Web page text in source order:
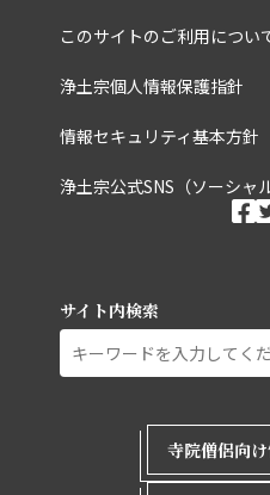
このサイトのご利用につい
浄土宗個人情報保護指針
情報セキュリティ基本方針
浄土宗公式SNS（ソーシャ
サイト内検索
外部ページリ
寺院僧侶向